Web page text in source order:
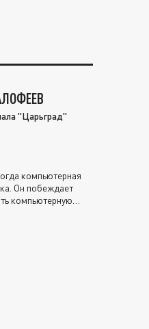
"Царьград"
компьютерная
Он побеждает
компьютерную